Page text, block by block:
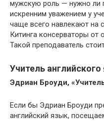
мужскую роль — нужно ли
искренним уважением у
чаще всего навлекают на
Китинга консерваторы от
Такой преподаватель
Учитель
Эдриан Броуди,
Если бы Эдриан Броуди
английский язык,